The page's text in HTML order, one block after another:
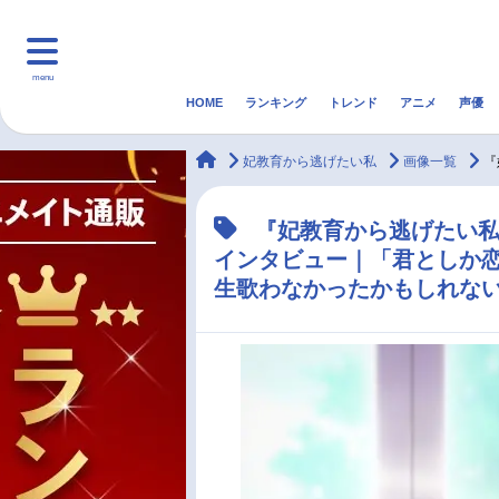
menu
マンガ・ラノベ ゲーム・アプリ 音楽
最新記事一覧
HOME ランキング トレンド アニメ 声優
animateTimes
妃教育から逃げたい私 画像一覧
『妃教育から逃げたい
インタビュー｜「君としか
生歌わなかったかもしれな